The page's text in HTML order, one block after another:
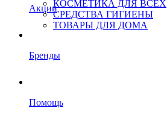
КОСМЕТИКА ДЛЯ ВСЕХ
СРЕДСТВА ГИГИЕНЫ
ТОВАРЫ ДЛЯ ДОМА
Акции
Бренды
Помощь